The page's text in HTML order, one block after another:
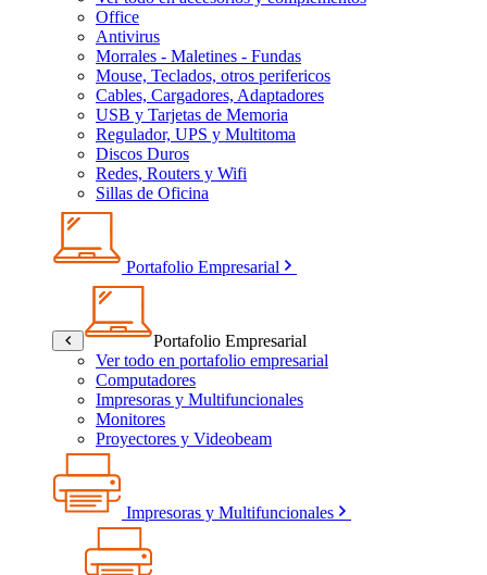
Office
Antivirus
Morrales - Maletines - Fundas
Mouse, Teclados, otros perifericos
Cables, Cargadores, Adaptadores
USB y Tarjetas de Memoria
Regulador, UPS y Multitoma
Discos Duros
Redes, Routers y Wifi
Sillas de Oficina
Portafolio Empresarial
Portafolio Empresarial
Ver todo en portafolio empresarial
Computadores
Impresoras y Multifuncionales
Monitores
Proyectores y Videobeam
Impresoras y Multifuncionales